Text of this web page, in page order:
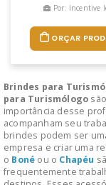
Por: Incentive
ORÇAR
Brindes para
para Turismólogo
importância desse
acompanham seu
brindes podem ser
empresa e criar uma
o Boné ou o Chapéu
frequentemente